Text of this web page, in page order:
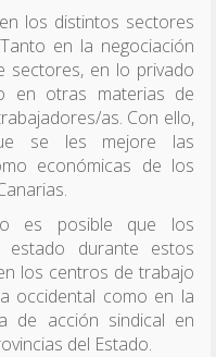
los distintos sectores
en la negociación
sectores, en lo privado
en otras materias de
as. Con ello,
se les mejore las
económicas de los
es posible que los
estado durante estos
los centros de trabajo
occidental como en la
de acción sindical en
del Estado.